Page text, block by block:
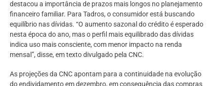
destacou a importância de prazos mais longos no planejamento
financeiro familiar. Para Tadros, o consumidor está buscando
equilíbrio nas dívidas. “O aumento sazonal do crédito é esperado
nesta época do ano, mas o perfil mais equilibrado das dívidas
indica uso mais consciente, com menor impacto na renda
mensal”, disse, em texto divulgado pela CNC.
As projeções da CNC apontam para a continuidade na evolução
do endividamento em dezembro, em consequência das compras